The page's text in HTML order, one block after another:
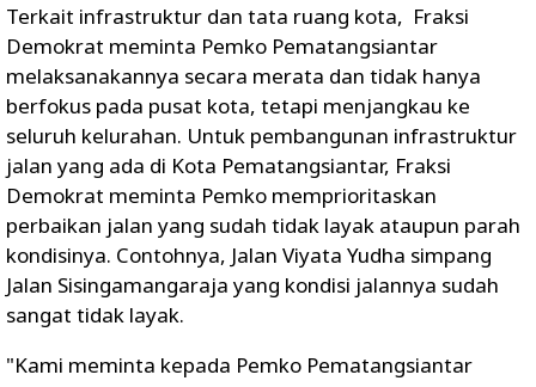
Terkait infrastruktur dan tata ruang kota, Fraksi
Demokrat meminta Pemko Pematangsiantar
melaksanakannya secara merata dan tidak hanya
berfokus pada pusat kota, tetapi menjangkau ke
seluruh kelurahan. Untuk pembangunan infrastruktur
jalan yang ada di Kota Pematangsiantar, Fraksi
Demokrat meminta Pemko memprioritaskan
perbaikan jalan yang sudah tidak layak ataupun parah
kondisinya. Contohnya, Jalan Viyata Yudha simpang
Jalan Sisingamangaraja yang kondisi jalannya sudah
sangat tidak layak.
"Kami meminta kepada Pemko Pematangsiantar